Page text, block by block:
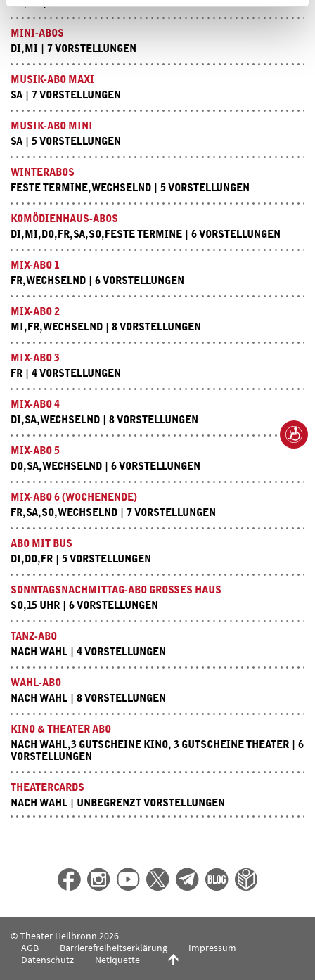
MINI-ABOS
DI,MI | 7 VORSTELLUNGEN
MUSIK-ABO MAXI
SA | 7 VORSTELLUNGEN
MUSIK-ABO MINI
SA | 5 VORSTELLUNGEN
WINTERABOS
FESTE TERMINE,WECHSELND | 5 VORSTELLUNGEN
KOMÖDIENHAUS-ABOS
DI,MI,DO,FR,SA,SO,FESTE TERMINE | 6 VORSTELLUNGEN
MIX-ABO 1
FR,WECHSELND | 6 VORSTELLUNGEN
MIX-ABO 2
MI,FR,WECHSELND | 8 VORSTELLUNGEN
MIX-ABO 3
FR | 4 VORSTELLUNGEN
MIX-ABO 4
DI,SA,WECHSELND | 8 VORSTELLUNGEN
MIX-ABO 5
DO,SA,WECHSELND | 6 VORSTELLUNGEN
MIX-ABO 6 (WOCHENENDE)
FR,SA,SO,WECHSELND | 7 VORSTELLUNGEN
ABO MIT BUS
DI,DO,FR | 5 VORSTELLUNGEN
SONNTAGSNACHMITTAG-ABO GROSSES HAUS
SO,15 UHR | 6 VORSTELLUNGEN
TANZ-ABO
NACH WAHL | 4 VORSTELLUNGEN
WAHL-ABO
NACH WAHL | 8 VORSTELLUNGEN
KINO & THEATER ABO
NACH WAHL,3 GUTSCHEINE KINO, 3 GUTSCHEINE THEATER | 6
VORSTELLUNGEN
THEATERCARDS
NACH WAHL | UNBEGRENZT VORSTELLUNGEN
© Theater Heilbronn 2026
AGB
Barrierefreiheitserklärung
Impressum
Datenschutz
Netiquette